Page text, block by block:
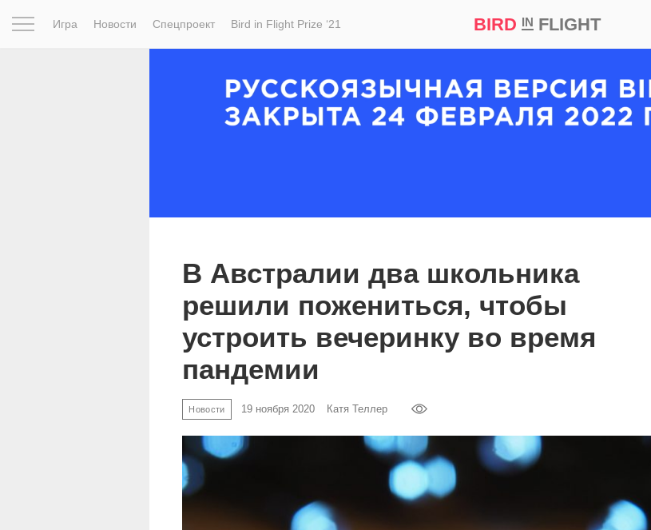
Игра Новости Спецпроект Bird in Flight Prize ‘21 BIRD INFLIGHT
В Австралии два школьника
решили пожениться, чтобы
устроить вечеринку во время
пандемии
Новости 19 ноября 2020 Катя Теллер